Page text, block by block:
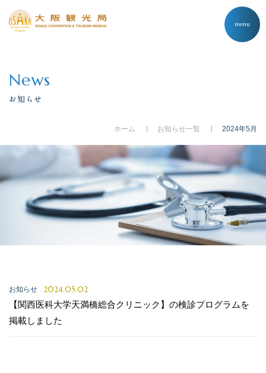
menu
News
お知らせ
ホーム お知らせ一覧 2024年5月
お知らせ
2024.05.02
【関西医科大学天満橋総合クリニック】の検診プログラムを
掲載しました